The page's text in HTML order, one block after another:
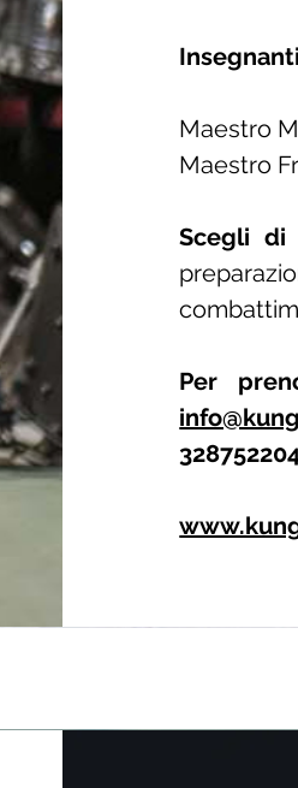
Maestro
Maestro
Scegli di
Per